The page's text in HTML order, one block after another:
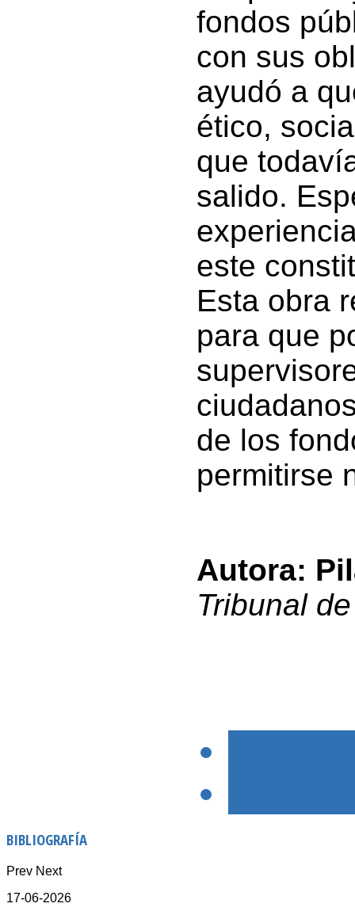
fondos
con sus
ayudó a
ético,
que
salido.
este
Esta obra
para que
de los
permitirse
Autora:
Tribunal
BIBLIOGRAFÍA
Prev Next
17-06-2026